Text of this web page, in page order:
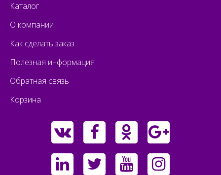
Каталог
О компании
Как сделать заказ
Полезная информация
Обратная связь
Корзина